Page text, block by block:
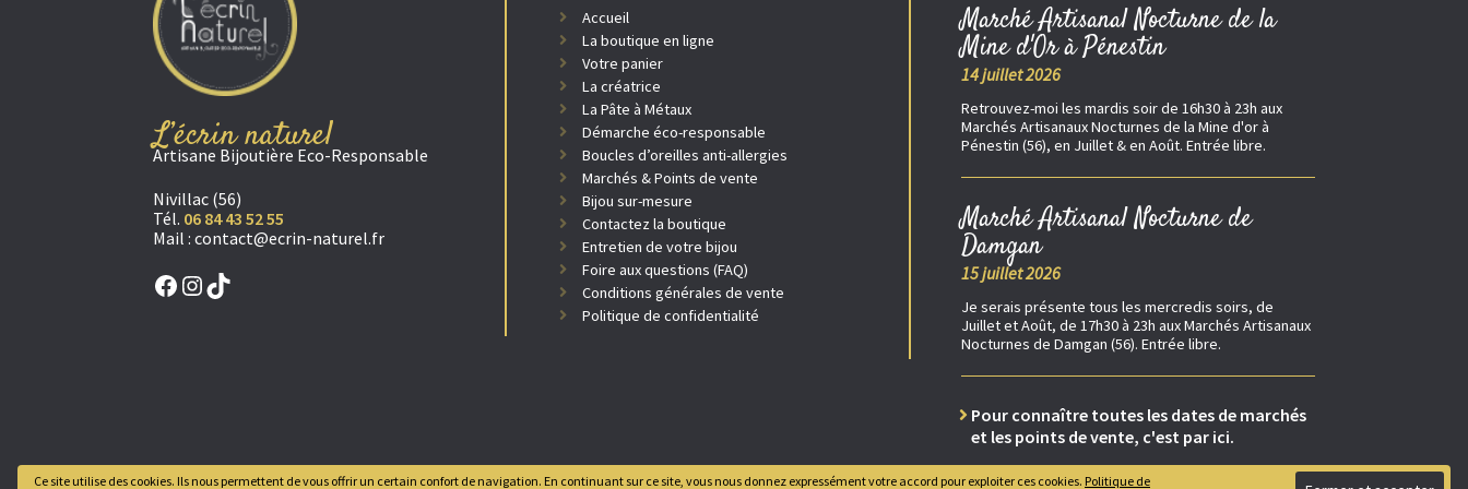
L’écrin naturel
Artisane Bijoutière Eco-Responsable
Nivillac (56)
Tél. 06 84 43 52 55
Mail :contact@ecrin-naturel.fr
Facebook
Instagram
TikTok
Accueil
La boutique en ligne
Votre panier
La créatrice
La Pâte à Métaux
Démarche éco-responsable
Boucles d’oreilles anti-allergies
Marchés & Points de vente
Bijou sur-mesure
Contactez la boutique
Entretien de votre bijou
Foire aux questions (FAQ)
Conditions générales de vente
Politique de confidentialité
Marché Artisanal Nocturne de la
Mine d'Or à Pénestin
14 juillet 2026
Retrouvez-moi les mardis soir de 16h30 à 23h aux
Marchés Artisanaux Nocturnes de la Mine d'or à
Pénestin (56), en Juillet & en Août. Entrée libre.
Marché Artisanal Nocturne de
Damgan
15 juillet 2026
Je serais présente tous les mercredis soirs, de
Juillet et Août, de 17h30 à 23h aux Marchés Artisanaux
Nocturnes de Damgan (56). Entrée libre.
Pour connaître toutes les dates de marchés
et les points de vente, c'est par ici.
Ce site utilise des cookies. Ils nous permettent de vous offrir un certain confort de navigation. En continuant sur ce site, vous nous donnez expressément votre accord pour exploiter ces cookies. Politique de